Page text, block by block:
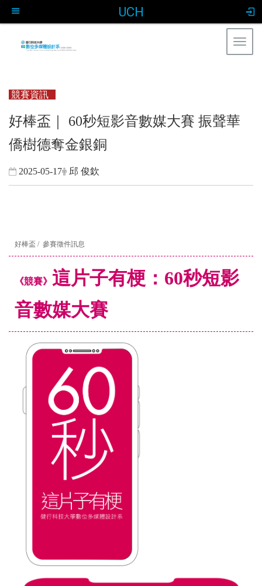
UCH
競賽資訊
好棒盃｜ 60秒短影音數媒大賽 振聲華
僑樹德奪金銀銅
2025-05-17 邱 俊欽
好棒盃 / 參賽徵件訊息
《競賽》 這片子有梗：60秒短影
音數媒大賽